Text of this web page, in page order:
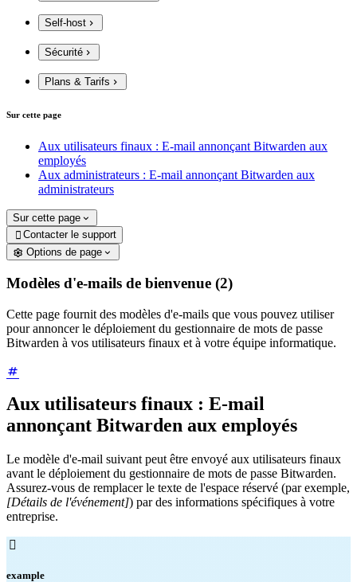
Self-host
Sécurité
Plans & Tarifs
Sur cette page
Aux utilisateurs finaux : E-mail annonçant Bitwarden aux
employés
Aux administrateurs : E-mail annonçant Bitwarden aux
administrateurs
Sur cette page
 Contacter le support
Options de page
Modèles d'e-mails de bienvenue (2)
Cette page fournit des modèles d'e-mails que vous pouvez utiliser
pour annoncer le déploiement du gestionnaire de mots de passe
Bitwarden à vos utilisateurs finaux et à votre équipe informatique.
Aux utilisateurs finaux : E-mail
annonçant Bitwarden aux employés
Le modèle d'e-mail suivant peut être envoyé aux utilisateurs finaux
avant le déploiement du gestionnaire de mots de passe Bitwarden.
Assurez-vous de remplacer le texte de l'espace réservé (par exemple,
[Détails de l'événement]) par des informations spécifiques à votre
entreprise.

example